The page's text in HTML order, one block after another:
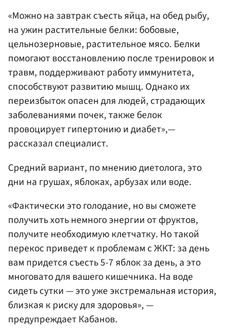
«Можно на завтрак съесть яйца, на обед рыбу,
на ужин растительные белки: бобовые,
цельнозерновые, растительное мясо. Белки
помогают восстановлению после тренировок и
травм, поддерживают работу иммунитета,
способствуют развитию мышц. Однако их
переизбыток опасен для людей, страдающих
заболеваниями почек, также белок
провоцирует гипертонию и диабет»,—
рассказал специалист.
Средний вариант, по мнению диетолога, это
дни на грушах, яблоках, арбузах или воде.
«Фактически это голодание, но вы сможете
получить хоть немного энергии от фруктов,
получите необходимую клетчатку. Но такой
перекос приведет к проблемам с ЖКТ: за день
вам придется съесть 5-7 яблок за день, а это
многовато для вашего кишечника. На воде
сидеть сутки — это уже экстремальная история,
близкая к риску для здоровья», —
предупреждает Кабанов.